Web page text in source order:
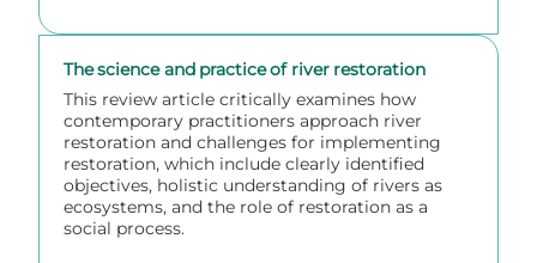
The science and practice of river restoration
This review article critically examines how
contemporary practitioners approach river
restoration and challenges for implementing
restoration, which include clearly identified
objectives, holistic understanding of rivers as
ecosystems, and the role of restoration as a
social process.